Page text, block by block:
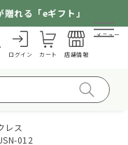
れる「eギフト」
ログイン カート 店舗情報
メニュー
レス
012